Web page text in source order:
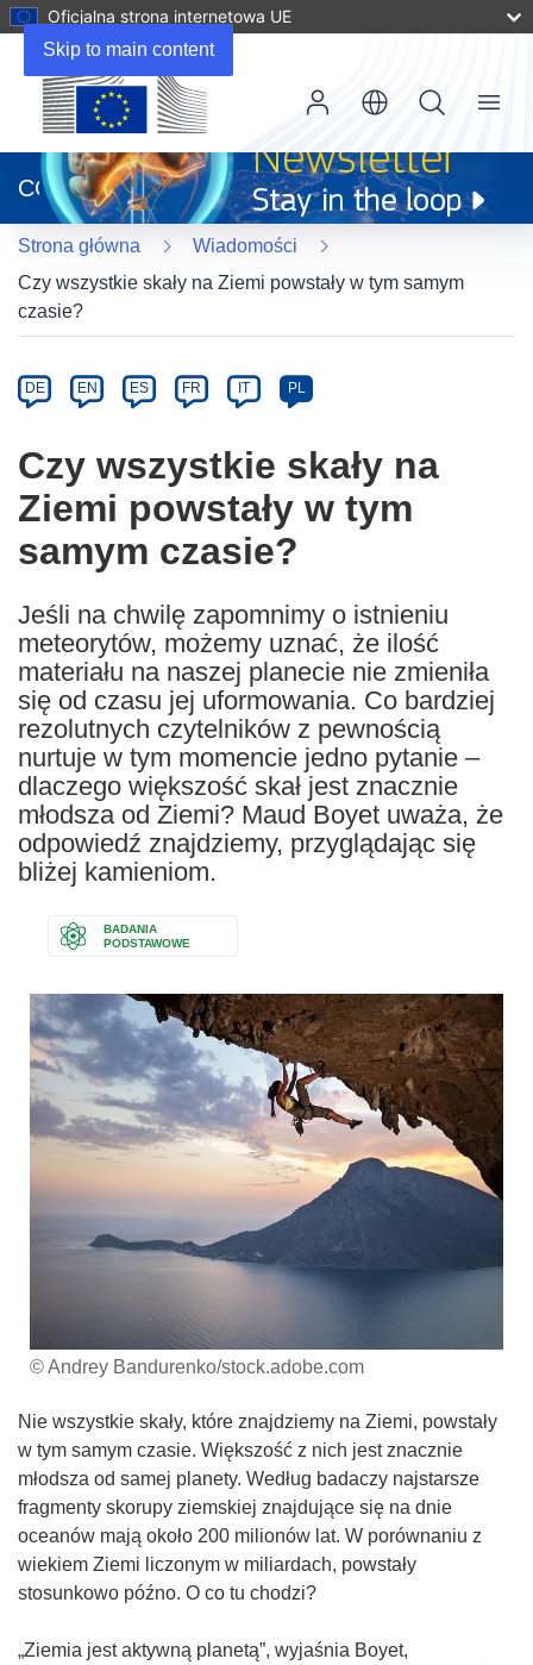
Skip to main content
Oficjalna strona internetowa UE
otworzy
się
w
nowym
oknie)
CORDIS
Menu
Strona główna
Wiadomości
Czy wszystkie skały na Ziemi powstały w tym samym
czasie?
Category
Article
available
the
following
languages:
DE EN ES FR IT PL
Czy wszystkie skały na
Ziemi powstały w tym
samym czasie?
Jeśli na chwilę zapomnimy o istnieniu
meteorytów, możemy uznać, że ilość
materiału na naszej planecie nie zmieniła
się od czasu jej uformowania. Co bardziej
rezolutnych czytelników z pewnością
nurtuje w tym momencie jedno pytanie –
dlaczego większość skał jest znacznie
młodsza od Ziemi? Maud Boyet uważa, że
odpowiedź znajdziemy, przyglądając się
bliżej kamieniom.
BADANIA
PODSTAWOWE
© Andrey Bandurenko/stock.adobe.com
Nie wszystkie skały, które znajdziemy na Ziemi, powstały
w tym samym czasie. Większość z nich jest znacznie
młodsza od samej planety. Według badaczy najstarsze
fragmenty skorupy ziemskiej znajdujące się na dnie
oceanów mają około 200 milionów lat. W porównaniu z
wiekiem Ziemi liczonym w miliardach, powstały
stosunkowo późno. O co tu chodzi?
„Ziemia jest aktywną planetą”, wyjaśnia Boyet,